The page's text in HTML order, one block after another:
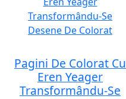
Pagini De Colorat Cu
Eren Yeager
Transformându-Se